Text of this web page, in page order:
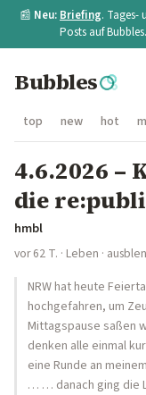
📰 Neu: Briefing. Tages-
Posts auf
Bubbles
top new hot
4.6.2026 –
die
hmbl
vor 62 T. · Leben ·
NRW hat heute
hochgefahren, um
Mittagspause saßen
denken alle einmal
eine Runde an
… … danach ging die